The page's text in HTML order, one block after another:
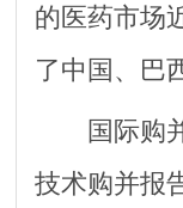
的医药市场
了中国、巴
国际购并
技术购并报